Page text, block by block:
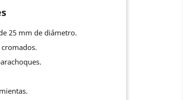
25 mm de diámetro.